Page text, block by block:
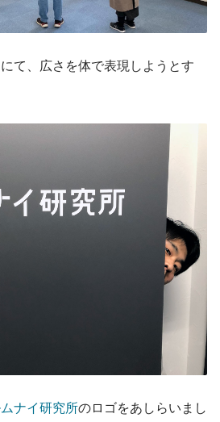
て、広さを体で表現しようとす
ナイ研究所のロゴをあしらいまし